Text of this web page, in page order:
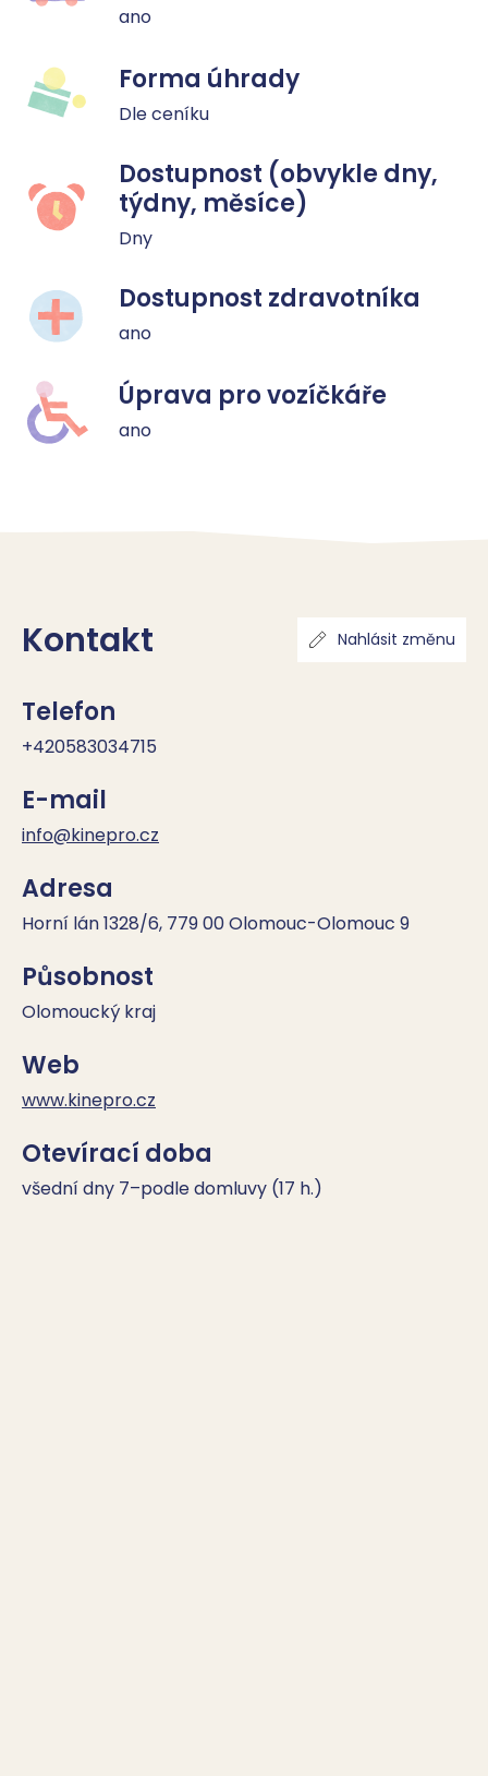
ano
Forma úhrady
Dle ceníku
Dostupnost (obvykle dny,
týdny, měsíce)
Dny
Dostupnost zdravotníka
ano
Úprava pro vozíčkáře
ano
Kontakt Nahlásit změnu
Telefon
+420583034715
E-mail
info@kinepro.cz
Adresa
Horní lán 1328/6, 779 00 Olomouc-Olomouc 9
Působnost
Olomoucký kraj
Web
www.kinepro.cz
Otevírací doba
všední dny 7–podle domluvy (17 h.)